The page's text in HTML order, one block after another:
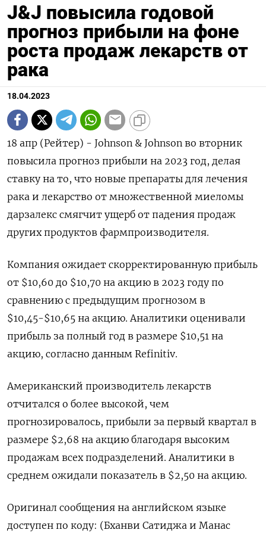
J&J повысила годовой
прогноз прибыли на фоне
роста продаж лекарств от
рака
18.04.2023
18 апр (Рейтер) - Johnson & Johnson во вторник
повысила прогноз прибыли на 2023 год, делая
ставку на то, что новые препараты для лечения
рака и лекарство от множественной миеломы
дарзалекс смягчит ущерб от падения продаж
других продуктов фармпроизводителя.
Компания ожидает скорректированную прибыль
от $10,60 до $10,70 на акцию в 2023 году по
сравнению с предыдущим прогнозом в
$10,45-$10,65 на акцию. Аналитики оценивали
прибыль за полный год в размере $10,51 на
акцию, согласно данным Refinitiv.
Американский производитель лекарств
отчитался о более высокой, чем
прогнозировалось, прибыли за первый квартал в
размере $2,68 на акцию благодаря высоким
продажам всех подразделений. Аналитики в
среднем ожидали показатель в $2,50 на акцию.
Оригинал сообщения на английском языке
доступен по коду: (Бханви Сатиджа и Манас